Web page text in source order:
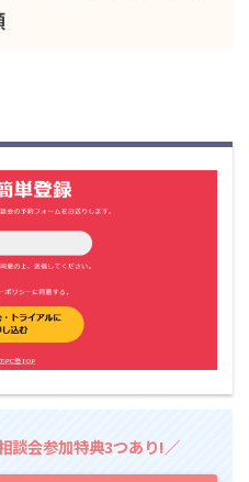
談会参加特典3つあり!／